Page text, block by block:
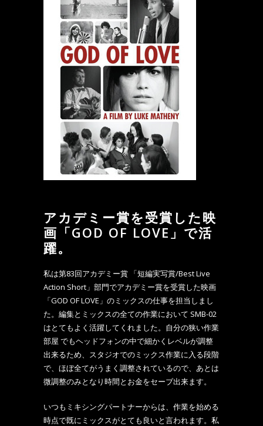
アカデミー賞を受賞した映
画「GOD OF LOVE」で活
躍。
私は第83回アカデミー賞 「短編実写賞/Best Live
Action Short」部門でアカデミー賞を受賞した映画
「GOD OF LOVE」のミックスの仕事を担当しまし
た。編集とミックスの全ての作業において SMB-02
はとてもよく活躍してくれました。自分の狭い作業
部屋 でもヘッドフォンの中で細かくレベルが調整
出来るため、スタジオでのミックス作業に入る段階
で、ほぼ全てがうまく調整されているので、あとは
微調整のみとなり時間とお金をセーブ出来ます。
いつもミキシングパートナーからは、作業を始める
時点で既にミックスがとても良いと言われます。私